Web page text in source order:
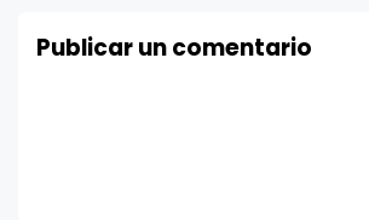
Publicar un comentario